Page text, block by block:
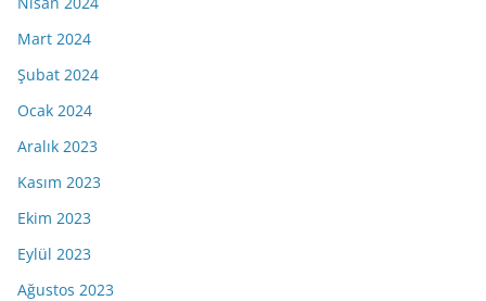
Mart 2024
Şubat 2024
Ocak 2024
Aralık 2023
Kasım 2023
Ekim 2023
Eylül 2023
Ağustos 2023